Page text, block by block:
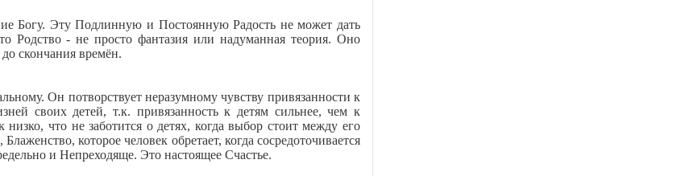
Богу. Эту Подлинную и Постоянную Радость не может дать
Родство - не просто фантазия или надуманная теория. Оно
скончания времён.
Он потворствует неразумному чувству привязанности к
своих детей, т.к. привязанность к детям сильнее, чем к
низко, что не заботится о детях, когда выбор стоит между его
которое человек обретает, когда сосредоточивается
и Непреходяще. Это настоящее Счастье.